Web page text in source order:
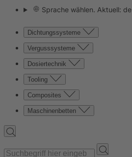
Sprache wählen. Aktuell: de
Dichtungssysteme
Vergusssysteme
Dosiertechnik
Tooling
Composites
Maschinenbetten